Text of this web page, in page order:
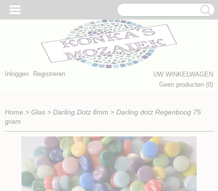
Inloggen Registreren
UW WINKELWAGEN
Geen producten (0)
Home > Glas > Darling Dotz 8mm > Darling dotz Regenboog 75
gram